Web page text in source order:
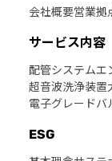
会社概要営業拠
サービス内容
配管システムエ
超音波洗浄装置
電子グレードバ
ESG